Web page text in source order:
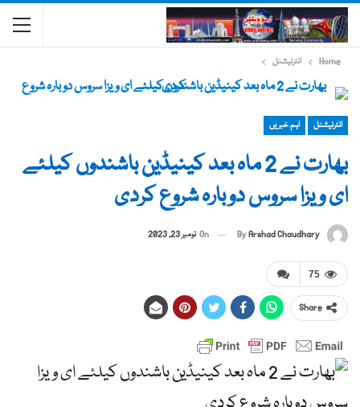
Home انٹرنیشنل
انٹرنیشنل اہم خبریں
بھارت نے 2 ماہ بعد کینیڈین باشندوں کیلئے
ای ویزا سروس دوبارہ شروع کردی
ByArshad Chaudhary
On نومبر 23, 2023
75
Share